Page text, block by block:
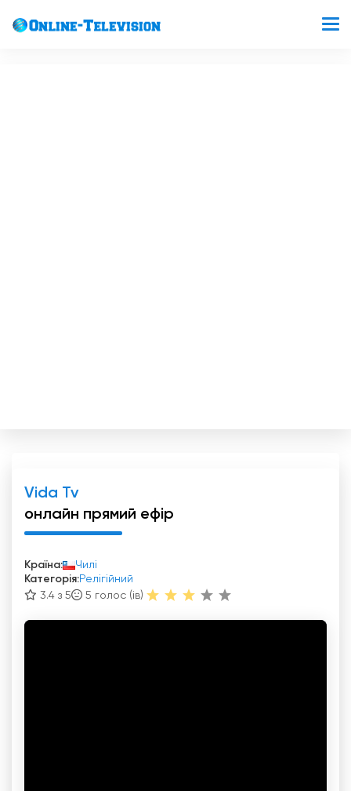
Vida Tv
онлайн прямий ефір
Країна:
Чилі
Категорія:Релігійний
3.4 з 5
5 голос (ів)